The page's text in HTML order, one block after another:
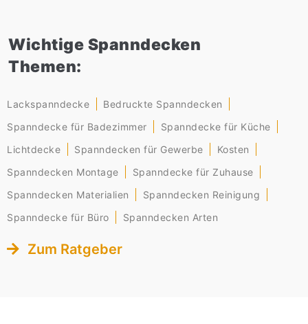
Wichtige Spanndecken
Themen:
Lackspanndecke
Bedruckte Spanndecken
Spanndecke für Badezimmer
Spanndecke für Küche
Lichtdecke
Spanndecken für Gewerbe
Kosten
Spanndecken Montage
Spanndecke für Zuhause
Spanndecken Materialien
Spanndecken Reinigung
Spanndecke für Büro
Spanndecken Arten
Zum Ratgeber